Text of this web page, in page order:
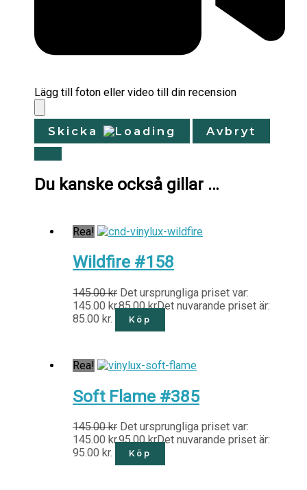
Lägg till foton eller video till din recension
Skicka Avbryt
Du kanske också gillar …
Rea!
Wildfire #158
145.00kr Det ursprungliga priset var:
145.00 kr.85.00krDet nuvarande priset är:
85.00 kr.
Köp
Rea!
Soft Flame #385
145.00kr Det ursprungliga priset var:
145.00 kr.95.00krDet nuvarande priset är:
95.00 kr.
Köp